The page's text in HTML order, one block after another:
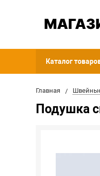
Каталог
Главная
Подушка